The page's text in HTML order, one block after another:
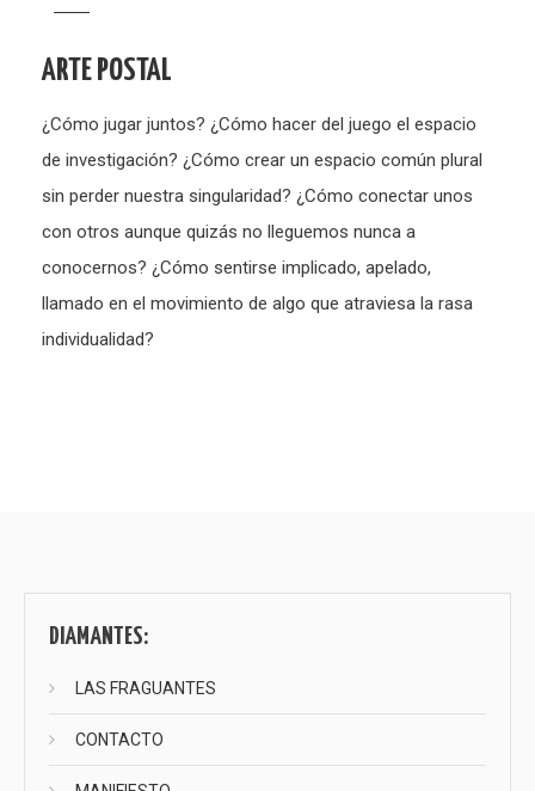
ARTE POSTAL
¿Cómo jugar juntos? ¿Cómo hacer del juego el espacio
de investigación? ¿Cómo crear un espacio común plural
sin perder nuestra singularidad? ¿Cómo conectar unos
con otros aunque quizás no lleguemos nunca a
conocernos? ¿Cómo sentirse implicado, apelado,
llamado en el movimiento de algo que atraviesa la rasa
individualidad?
DIAMANTES:
LAS FRAGUANTES
CONTACTO